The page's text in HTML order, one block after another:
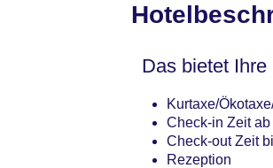
Das bietet
Kurtaxe/
Check-in Zeit
Check-out Zeit
Rezeption